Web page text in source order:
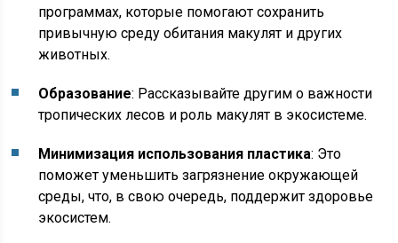
программах, которые помогают сохранить
привычную среду обитания макулят и других
животных.
Образование: Рассказывайте другим о важности
тропических лесов и роль макулят в экосистеме.
Минимизация использования пластика: Это
поможет уменьшить загрязнение окружающей
среды, что, в свою очередь, поддержит здоровье
экосистем.